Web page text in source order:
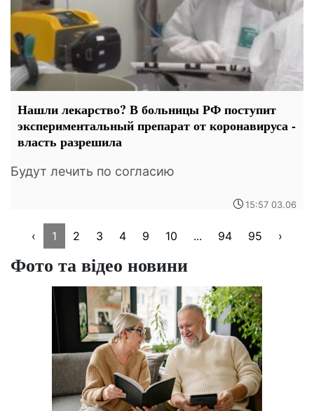
Нашли лекарство? В больницы РФ поступит
экспериментальный препарат от коронавируса -
власть разрешила
Будут лечить по согласию
15:57 03.06
‹ 1 2 3 4 9 10 ... 94 95 ›
Фото та відео новини